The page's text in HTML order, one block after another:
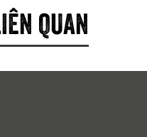
QUAN